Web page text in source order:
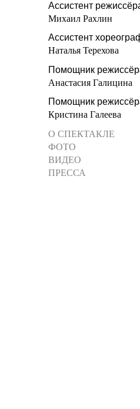
Ассистент
Михаил Рахлин
Ассистент
Наталья Терехова
Помощник
Анастасия Галицина
Помощник
Кристина Галеева
О СПЕКТАКЛЕ
ФОТО
ВИДЕО
ПРЕССА